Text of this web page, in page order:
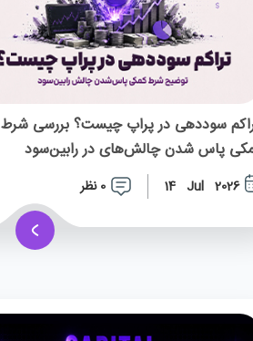
سوددهی در پراپ چیست؟ بررسی شرط
پاس شدن چالش‌های در رابین‌سود
14 Jul 2026 0 نظر